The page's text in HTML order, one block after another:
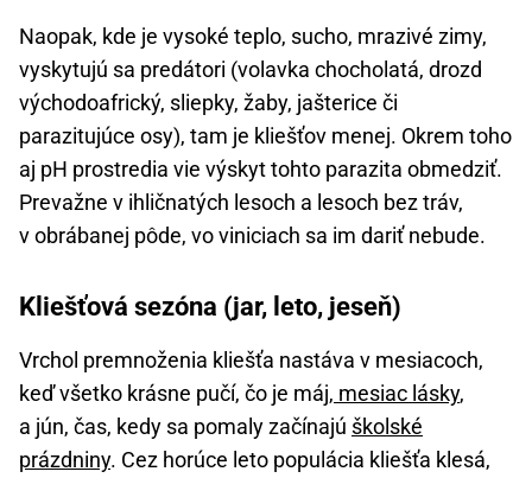
Naopak, kde je vysoké teplo, sucho, mrazivé zimy,
vyskytujú sa predátori (volavka chocholatá, drozd
východoafrický, sliepky, žaby, jašterice či
parazitujúce osy), tam je kliešťov menej. Okrem toho
aj pH prostredia vie výskyt tohto parazita obmedziť.
Prevažne v ihličnatých lesoch a lesoch bez tráv,
v obrábanej pôde, vo viniciach sa im dariť nebude.
Kliešťová sezóna (jar, leto, jeseň)
Vrchol premnoženia kliešťa nastáva v mesiacoch,
keď všetko krásne pučí, čo je máj, mesiac lásky,
a jún, čas, kedy sa pomaly začínajú školské
prázdniny. Cez horúce leto populácia kliešťa klesá,